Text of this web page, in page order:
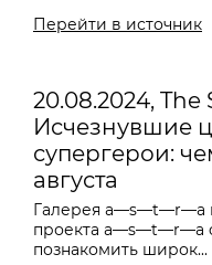
Перейти в источник
20.08.2024,
Исчезнувшие
супергерои:
августа
Галерея a—s—t—r—a
проекта a—s—t—r—a
познакомить широк...